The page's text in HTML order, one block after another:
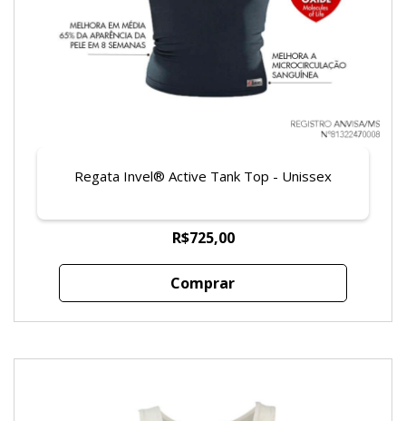
Regata Invel® Active Tank Top - Unissex
R$725,00
Comprar